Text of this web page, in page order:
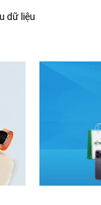
dữ liệu